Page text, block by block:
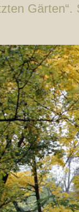
Gärten“.